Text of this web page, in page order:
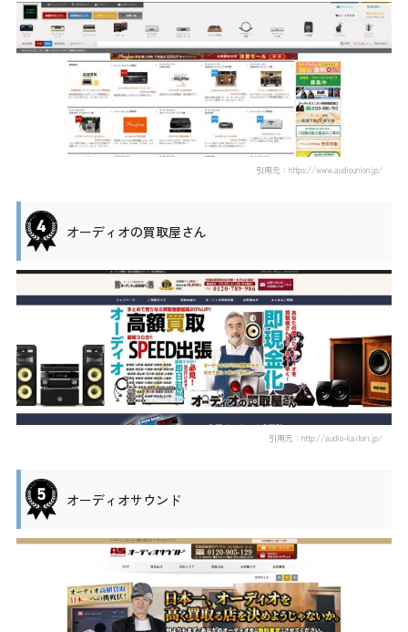
引用元：https://www.audiounion.jp/
オーディオの買取屋さん
引用元：http://audio-kaitori.jp/
オーディオサウンド